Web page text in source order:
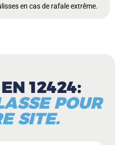
en cas de rafale extrême.
12424:​
POUR
SITE.